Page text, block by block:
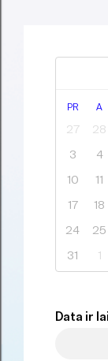
PR A
27 28
3
4
10
11
17
18
24
25
31
1
Data ir